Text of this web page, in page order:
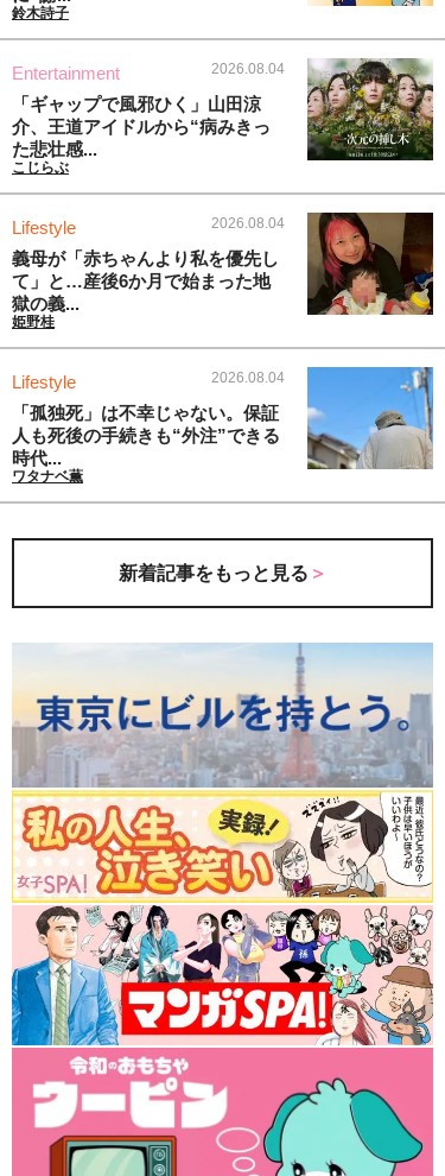
鈴木詩子
Entertainment 2026.08.04
「ギャップで風邪ひく」山田涼
介、王道アイドルから“病みきっ
た悲壮感...
こじらぶ
Lifestyle 2026.08.04
義母が「赤ちゃんより私を優先し
て」と…産後6か月で始まった地
獄の義...
姫野桂
Lifestyle 2026.08.04
「孤独死」は不幸じゃない。保証
人も死後の手続きも“外注”できる
時代...
ワタナベ薫
新着記事をもっと見る